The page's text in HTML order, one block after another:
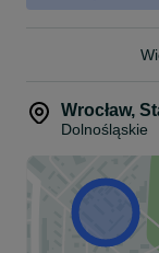
Wrocław,
Dolnośląskie